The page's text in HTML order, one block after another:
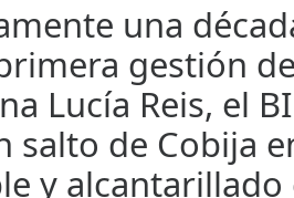
una
gestión
Lucía Reis, el
salto de Cobija
y alcantarillado